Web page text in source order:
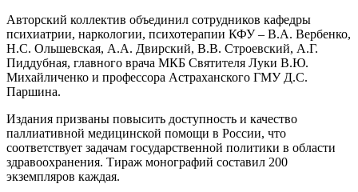
Авторский коллектив объединил сотрудников кафедры
психиатрии, наркологии, психотерапии КФУ – В.А. Вербенко,
Н.С. Ольшевская, А.А. Двирский, В.В. Строевский, А.Г.
Пиддубная, главного врача МКБ Святителя Луки В.Ю.
Михайличенко и профессора Астраханского ГМУ Д.С.
Паршина.
Издания призваны повысить доступность и качество
паллиативной медицинской помощи в России, что
соответствует задачам государственной политики в области
здравоохранения. Тираж монографий составил 200
экземпляров каждая.